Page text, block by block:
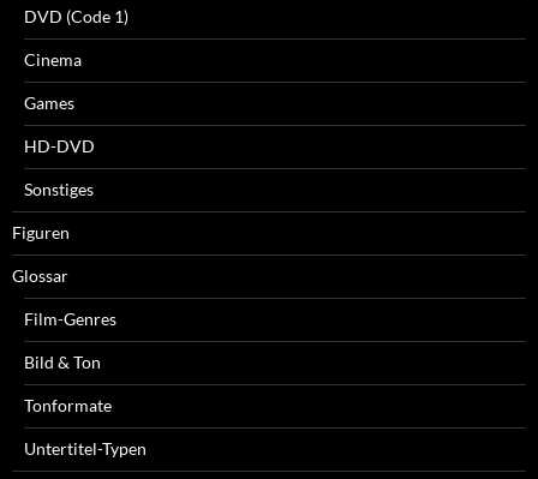
DVD (Code 1)
Cinema
Games
HD-DVD
Sonstiges
Figuren
Glossar
Film-Genres
Bild & Ton
Tonformate
Untertitel-Typen